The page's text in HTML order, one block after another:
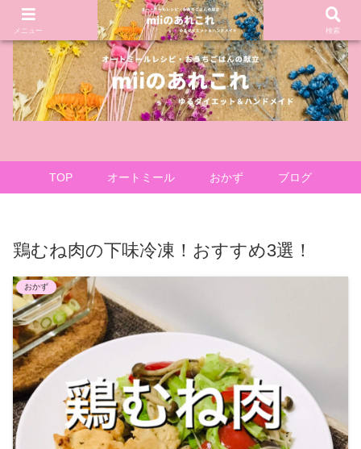
TOP オートミール おかず ブログ
鶏むね肉の下味冷凍！おすすめ3選！
おかず
メニュー 検索